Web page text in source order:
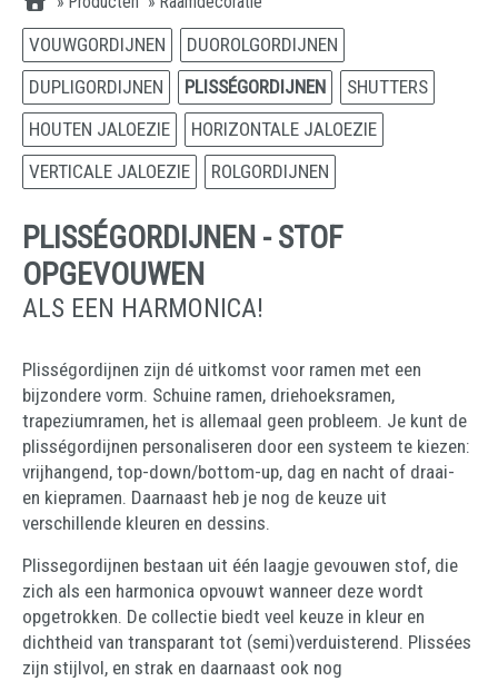
VOUWGORDIJNEN
DUOROLGORDIJNEN
DUPLIGORDIJNEN
PLISSÉGORDIJNEN
SHUTTERS
HOUTEN JALOEZIE
HORIZONTALE JALOEZIE
VERTICALE JALOEZIE
ROLGORDIJNEN
PLISSÉGORDIJNEN - STOF
OPGEVOUWEN
ALS EEN HARMONICA!
Plisségordijnen zijn dé uitkomst voor ramen met een
bijzondere vorm. Schuine ramen, driehoeksramen,
trapeziumramen, het is allemaal geen probleem. Je kunt de
plisségordijnen personaliseren door een systeem te kiezen:
vrijhangend, top-down/bottom-up, dag en nacht of draai-
en kiepramen. Daarnaast heb je nog de keuze uit
verschillende kleuren en dessins.
Plissegordijnen bestaan uit één laagje gevouwen stof, die
zich als een harmonica opvouwt wanneer deze wordt
opgetrokken. De collectie biedt veel keuze in kleur en
dichtheid van transparant tot (semi)verduisterend. Plissées
zijn stijlvol, en strak en daarnaast ook nog